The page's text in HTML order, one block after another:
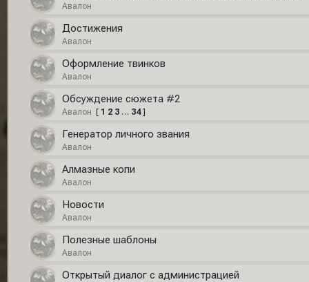
Авалон
Достижения
Авалон
Оформление твинков
Авалон
Обсуждение сюжета #2
Авалон [ 1 2 3 … 34 ]
Генератор личного звания
Авалон
Алмазные копи
Авалон
Новости
Авалон
Полезные шаблоны
Авалон
Открытый диалог с администрацией